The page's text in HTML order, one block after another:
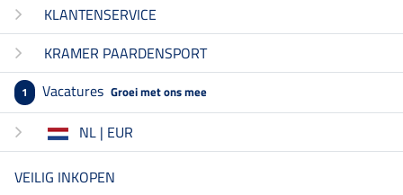
KLANTENSERVICE
KRAMER PAARDENSPORT
1 Vacatures Groei met ons mee
NL | EUR
VEILIG INKOPEN